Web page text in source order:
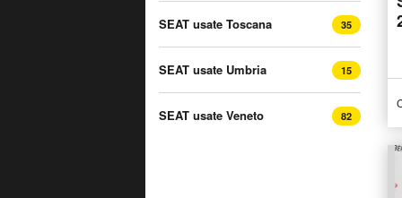
SEAT usate Toscana 35
SEAT usate Umbria 15
SEAT usate Veneto 82